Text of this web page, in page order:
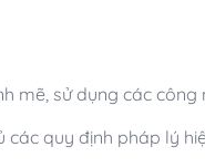
mẽ, sử dụng các công
quy định pháp lý